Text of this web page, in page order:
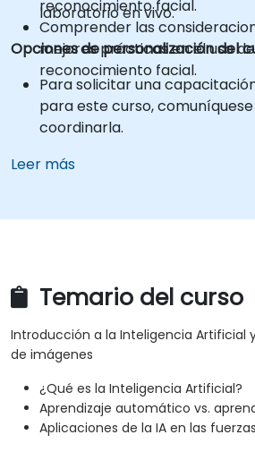
reconocimiento facial.
Comprender las
mejores prácticas en el uso
reconocimiento facial.
laboratorio en vivo.
Opciones de personalización del
Para solicitar una
para este curso,
coordinarla.
Leer más
Temario del curso
Introducción a la Inteligencia Artificial
de imágenes
¿Qué es la Inteligencia Artificial?
Aprendizaje automático vs.
Aplicaciones de la IA en las